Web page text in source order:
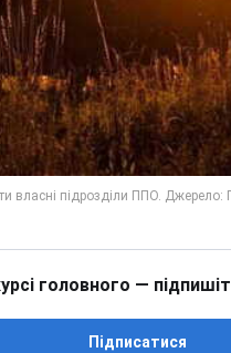
головного —
Підписатися